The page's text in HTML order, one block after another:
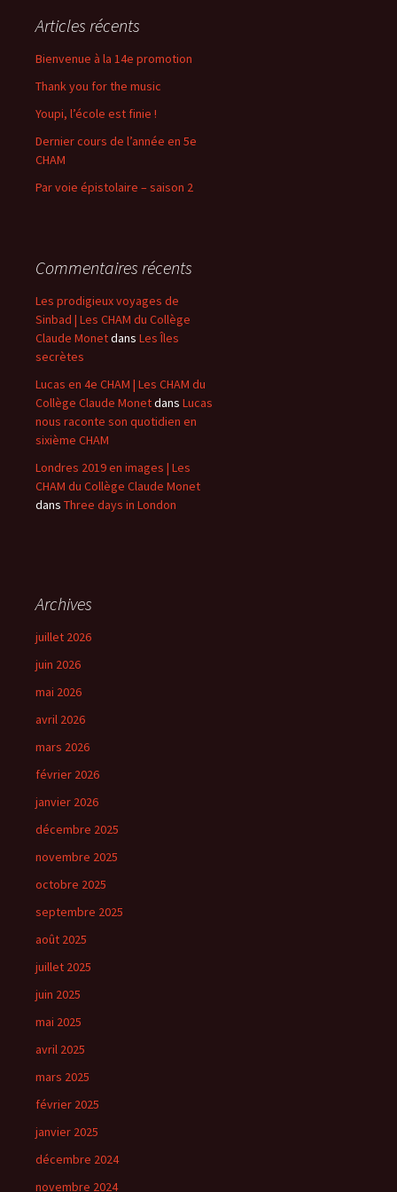
Articles récents
Bienvenue à la 14e promotion
Thank you for the music
Youpi, l’école est finie !
Dernier cours de l’année en 5e
CHAM
Par voie épistolaire – saison 2
Commentaires récents
Les prodigieux voyages de
Sinbad | Les CHAM du Collège
Claude Monetdans Les Îles
secrètes
Lucas en 4e CHAM | Les CHAM du
Collège Claude Monetdans Lucas
nous raconte son quotidien en
sixième CHAM
Londres 2019 en images | Les
CHAM du Collège Claude Monet
dans Three days in London
Archives
juillet 2026
juin 2026
mai 2026
avril 2026
mars 2026
février 2026
janvier 2026
décembre 2025
novembre 2025
octobre 2025
septembre 2025
août 2025
juillet 2025
juin 2025
mai 2025
avril 2025
mars 2025
février 2025
janvier 2025
décembre 2024
novembre 2024